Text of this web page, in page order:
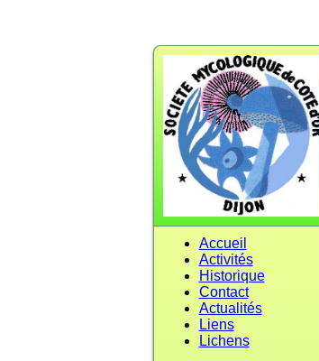
Accueil
Activités
Historique
Contact
Actualités
Liens
Lichens